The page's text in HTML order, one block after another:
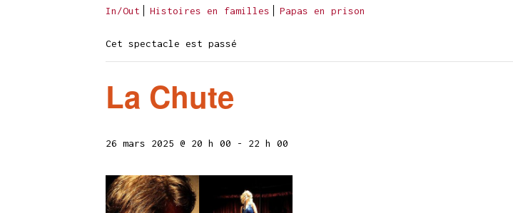
In/Out Histoires en familles Papas en prison
Cet spectacle est passé
La Chute
26 mars 2025 @ 20 h 00 - 22 h 00